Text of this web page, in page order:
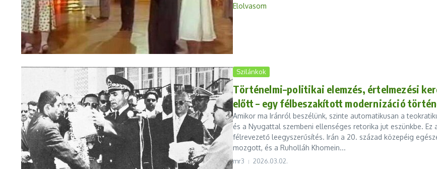
Elolvasom
Szilánkok
Történelmi–politikai elemzés, értelmezési
előtt – egy félbeszakított modernizáció
Amikor ma Iránról beszélünk, szinte automatikusan a
és a Nyugattal szembeni ellenséges retorika jut eszünkbe.
félrevezető leegyszerűsítés. Irán a 20. század közepéig
mozgott, és a Ruholláh Khomein...
mr3 2026.03.02.